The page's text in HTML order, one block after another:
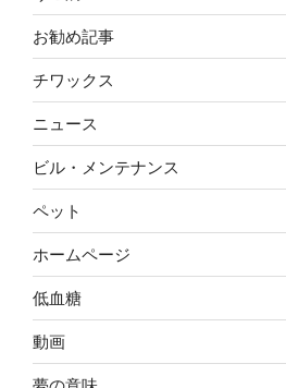
お勧め記事
チワックス
ニュース
ビル・メンテナンス
ペット
ホームページ
低血糖
動画